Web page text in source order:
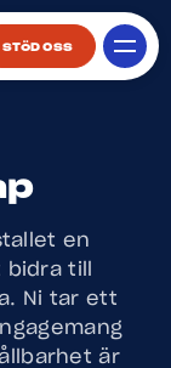
STÖD OSS
en
till
Ni tar ett
är